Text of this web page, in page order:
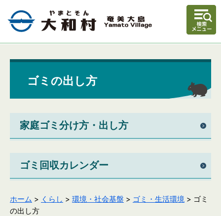
ゴミの出し方
家庭ゴミ分け方・出し方
ゴミ回収カレンダー
ホーム > くらし > 環境・社会基盤 > ゴミ・生活環境 > ゴミ
の出し方